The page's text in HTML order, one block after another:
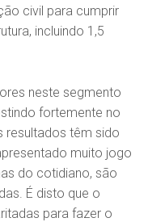
civil para cumprir
incluindo 1,5
neste segmento
fortemente no
resultados têm sido
muito jogo
do cotidiano, são
É disto que o
para fazer o